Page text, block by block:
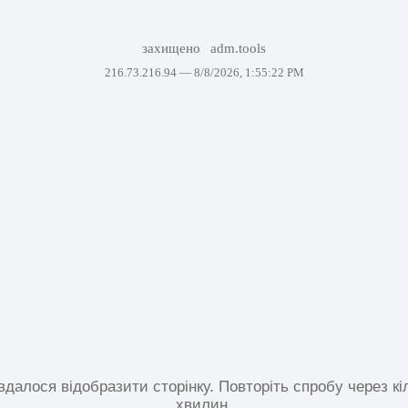
захищено adm.tools
216.73.216.94 — 8/8/2026, 1:55:22 PM
відобразити сторінку. Повторіть спробу через